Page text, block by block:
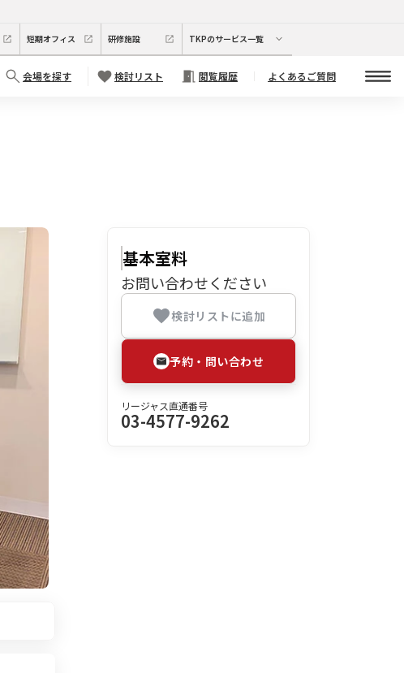
短期オフィス 研修施設 TKPのサービス一覧
会場を探す 検討リスト 閲覧履歴 よくあるご質問
基本室料
お問い合わせください
検討リストに追加
予約・問い合わせ
リージャス直通番号
03-4577-9262